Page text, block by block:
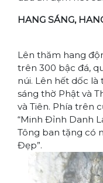
HANG SÁNG,
Lên thăm hang
trên 300 bậc đá,
núi. Lên hết dốc là
sáng thờ Phật và
và Tiên. Phía trên
“Minh Đỉnh Danh
Tông ban tặng có
Đẹp”.